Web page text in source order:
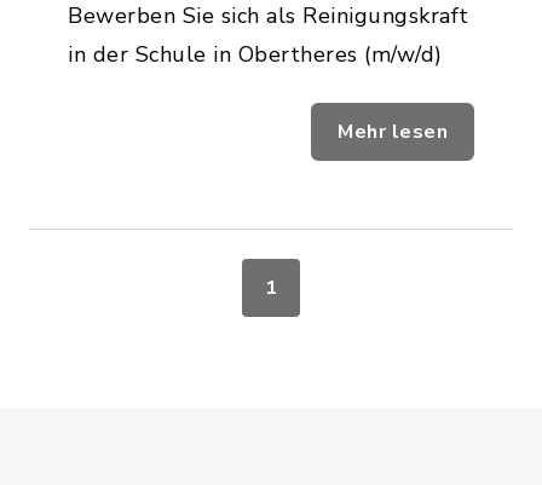
Bewerben Sie sich als Reinigungskraft
in der Schule in Obertheres (m/w/d)
Mehr lesen
1